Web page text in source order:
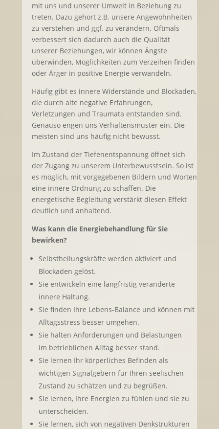
mit uns und unserer Umwelt in Beziehung zu
treten. Dazu gehört z.B. unsere Angewohnheiten
zu verstehen und ggf. zu verändern. Oftmals
verbessert sich dadurch auch die Qualität
unserer Beziehungen, wir können Ängste
überwinden, Möglichkeiten zum Verzeihen finden
oder Ärger in positive Energie verwandeln.
Häufig gibt es innere Widerstände und Blockaden,
die durch alte negative Erfahrungen,
Verletzungen und Traumata entstanden sind.
Genauso engen uns Verhaltensmuster ein. Die
meisten sind uns häufig nicht bewusst.
Im Zustand der Tiefenentspannung öffnet sich
der Zugang zu unserem Unterbewusstsein. So ist
es möglich, mit vorgegebenen Bildern und Worten
eine innere Ordnung zu schaffen. Die
energetische Begleitung verstärkt diesen Effekt
deutlich und anhaltend.
Was kann die Energiebehandlung für Sie
bewirken?
Selbstheilungskräfte werden aktiviert und
Blockaden gelöst.
Sie entwickeln eine langfristig veränderte
innere Haltung.
Sie finden Ihre Lebens-Balance und können mit
Alltagsstress besser umgehen.
Sie halten Anforderungen und Belastungen
im betrieblichen Alltag besser stand.
Sie lernen Ihr körperliches Befinden als
wichtigen Signalgebern für Ihren seelischen
Zustand zu schätzen und zu begrüßen.
Sie lernen, Ihre Energien zu fühlen und sie zu
unterscheiden.
Sie lernen, sich von negativen Denkstrukturen